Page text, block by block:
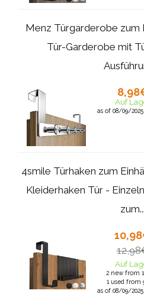
Menz Türgarderobe zum
Tür-Garderobe mit
Auf
as of 08/09/2025
4smile Türhaken zum
Kleiderhaken Tür -
zum...
Auf
2 new from
1 used from
as of 08/09/2025